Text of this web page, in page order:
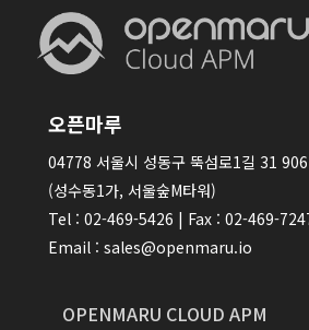
오픈마루
04778 서울시 성동구 뚝섬로1길 31
(성수동1가, 서울숲M타워)
Tel : 02-469-5426 | Fax : 02-469-
Email : sales@openmaru.io
OPENMARU CLOUD APM